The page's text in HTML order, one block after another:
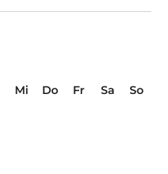
Mi Do Fr Sa
So